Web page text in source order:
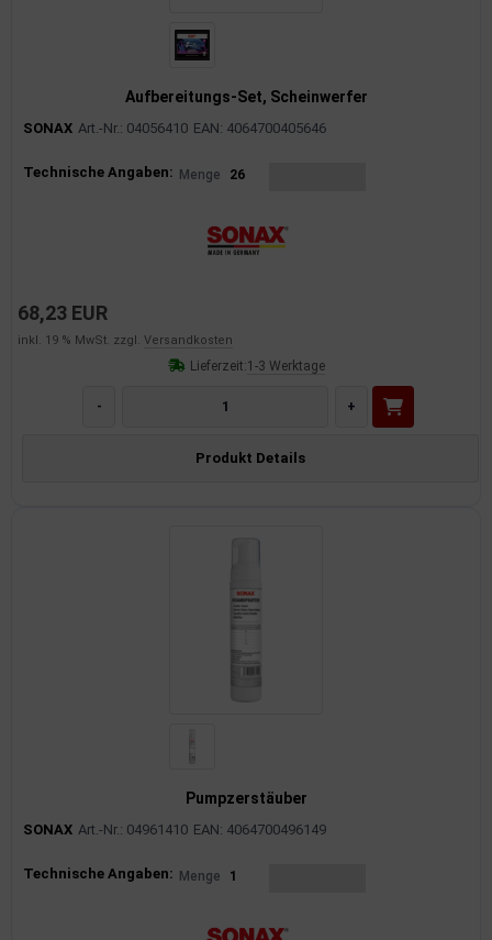
Aufbereitungs-Set, Scheinwerfer
SONAX Art.-Nr.: 04056410 EAN: 4064700405646
Produktinformationen
Technische Angaben: Menge 26
68,23 EUR
inkl. 19 % MwSt. zzgl. Versandkosten
Lieferzeit:1-3 Werktage
- +
Produkt Details
Pumpzerstäuber
SONAX Art.-Nr.: 04961410 EAN: 4064700496149
Produktinformationen
Technische Angaben: Menge 1